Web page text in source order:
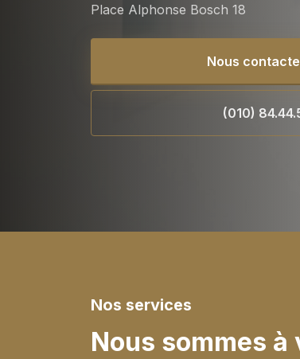
Place Alphonse Bosch 18
Nous
(010)
Nos services
Nous sommes à